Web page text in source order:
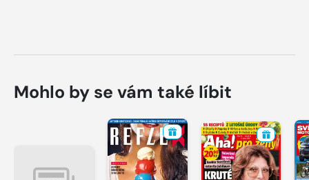
Mohlo by se vám také líbit